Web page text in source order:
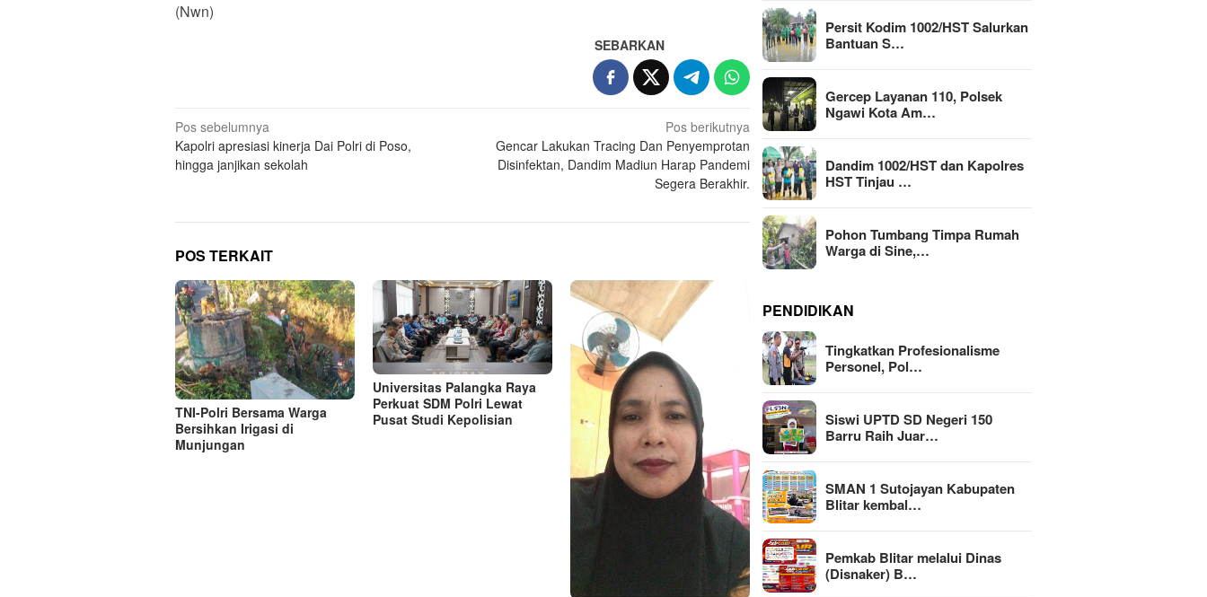
(Nwn)
SEBARKAN
Navigasi
pos
Pos sebelumnya
Kapolri apresiasi kinerja Dai Polri di Poso,
hingga janjikan sekolah
Pos berikutnya
Gencar Lakukan Tracing Dan Penyemprotan
Disinfektan, Dandim Madiun Harap Pandemi
Segera Berakhir.
POS TERKAIT
TNI-Polri Bersama Warga
Bersihkan Irigasi di
Munjungan
Universitas Palangka Raya
Perkuat SDM Polri Lewat
Pusat Studi Kepolisian
Persit Kodim 1002/HST Salurkan
Bantuan S…
Gercep Layanan 110, Polsek
Ngawi Kota Am…
Dandim 1002/HST dan Kapolres
HST Tinjau …
Pohon Tumbang Timpa Rumah
Warga di Sine,…
PENDIDIKAN
Tingkatkan Profesionalisme
Personel, Pol…
Siswi UPTD SD Negeri 150
Barru Raih Juar…
SMAN 1 Sutojayan Kabupaten
Blitar kembal…
Pemkab Blitar melalui Dinas
(Disnaker) B…